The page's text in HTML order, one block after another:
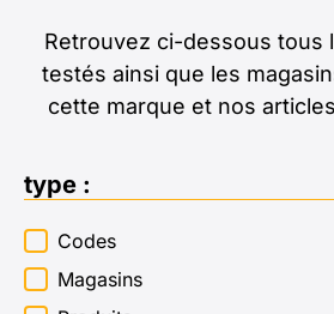
Retrouvez ci-dessous tous
testés ainsi que les
cette marque et nos
type :
type :Codes
Magasins